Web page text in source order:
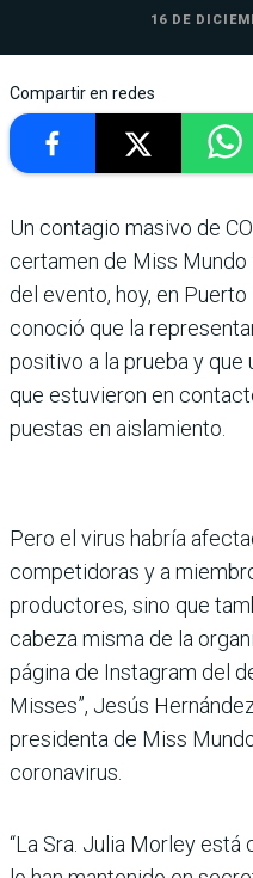
16 DE
Compartir en redes
Un contagio masivo de
certamen de Miss
del evento, hoy, en
conoció que la
positivo a la prueba y que
que estuvieron en
puestas en aislamiento.
Pero el virus habría
competidoras y a
productores, sino que
cabeza misma de la
página de Instagram del
Misses”, Jesús
presidenta de Miss
coronavirus.
“La Sra. Julia Morley